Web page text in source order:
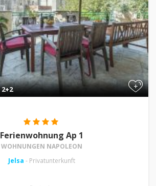
+
2+2
Ferienwohnung Ap 1
WOHNUNGEN NAPOLEON
Jelsa - Privatunterkunft